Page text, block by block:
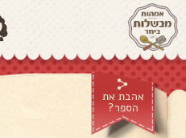
אהבת את
הספר?